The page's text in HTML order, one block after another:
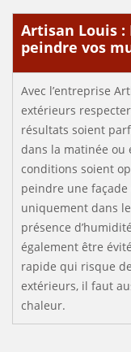
Artisan Louis
peindre vos
Avec l’entreprise
extérieurs
résultats soient
dans la matinée ou
conditions soient
peindre une
uniquement dans
présence
également être
rapide qui risque
extérieurs, il faut
chaleur.